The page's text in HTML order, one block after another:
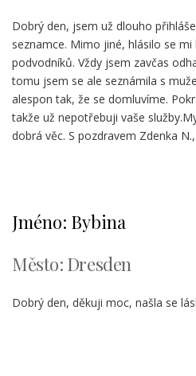
Dobrý den, jsem už dlouho
seznamce. Mimo jiné, hlásilo se
podvodníků. Vždy jsem zavčas
tomu jsem se ale seznámila s
alespon tak, že se domluvíme.
takže už nepotřebuji vaše
dobrá věc. S pozdravem Zdenka
Jméno: Bybina
Město: Dresden
Dobrý den, děkuji moc, našla se